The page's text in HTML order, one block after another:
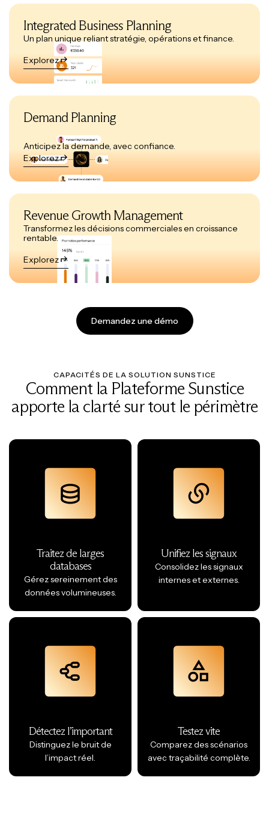
Integrated Business Planning
Un plan unique reliant stratégie, opérations et finance.
Explorez
Demand Planning
Anticipez la demande, avec confiance.
Explorez
Revenue Growth Management
Transformez les décisions commerciales en croissance
rentable.
Explorez
Demandez une démo
CAPACITÉS DE LA SOLUTION SUNSTICE
Comment la Plateforme Sunstice
apporte la clarté sur tout le périmètre
Traitez de larges
databases
Gérez sereinement des
données volumineuses.
Unifiez les signaux
Consolidez les signaux
internes et externes.
Détectez l’important
Distinguez le bruit de
l’impact réel.
Testez vite
Comparez des scénarios
avec traçabilité complète.